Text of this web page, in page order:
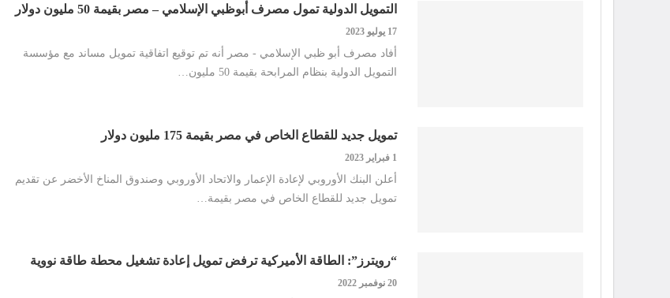
التمويل الدولية تمول مصرف أبوظبي الإسلامي – مصر بقيمة 50 مليون دولار
17 يوليو 2023
أفاد مصرف أبو ظبي الإسلامي - مصر أنه تم توقيع اتفاقية تمويل مساند مع مؤسسة
التمويل الدولية بنظام المرابحة بقيمة 50 مليون…
تمويل جديد للقطاع الخاص في مصر بقيمة 175 مليون دولار
1 فبراير 2023
أعلن البنك الأوروبي لإعادة الإعمار والاتحاد الأوروبي وصندوق المناخ الأخضر عن تقديم
تمويل جديد للقطاع الخاص في مصر بقيمة…
“رويترز”: الطاقة الأميركية ترفض تمويل إعادة تشغيل محطة طاقة نووية
20 نوفمبر 2022